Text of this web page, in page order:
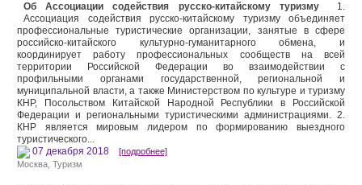
Об Ассоциации содействия русско-китайскому туризму1.
Ассоциация содействия русско-китайскому туризму объединяет
профессиональные туристические организации, занятые в сфере
российско-китайского культурно-гуманитарного обмена, и
координирует работу профессиональных сообществ на всей
территории Российской Федерации во взаимодействии с
профильными органами государственной, региональной и
муниципальной власти, а также Министерством по культуре и туризму
КНР, Посольством Китайской Народной Республики в Российской
Федерации и региональными туристическими администрациями. 2.
КНР является мировым лидером по формированию выездного
туристического...
07 декабря 2018 [подробнее]
Москва Туризм